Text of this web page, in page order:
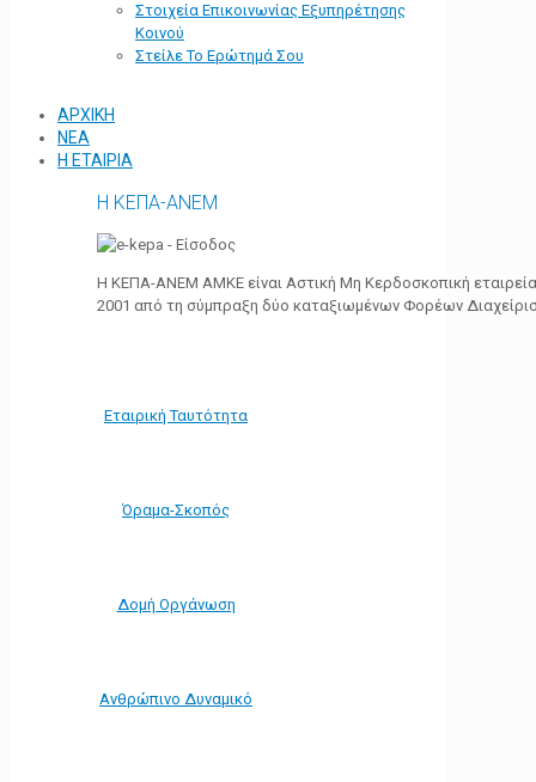
Στοιχεία Επικοινωνίας Εξυπηρέτησης
Κοινού
Στείλε Το Ερώτημά Σου
ΑΡΧΙΚΗ
ΝΕΑ
Η ΕΤΑΙΡΙΑ
Η ΚΕΠΑ-ΑΝΕΜ
Η ΚΕΠΑ-ΑΝΕΜ ΑΜΚΕ είναι Αστική Μη Κερδοσκοπική
2001 από τη σύμπραξη δύο καταξιωμένων Φορέων
Εταιρική Ταυτότητα
Όραμα-Σκοπός
Δομή Οργάνωση
Ανθρώπινο Δυναμικό